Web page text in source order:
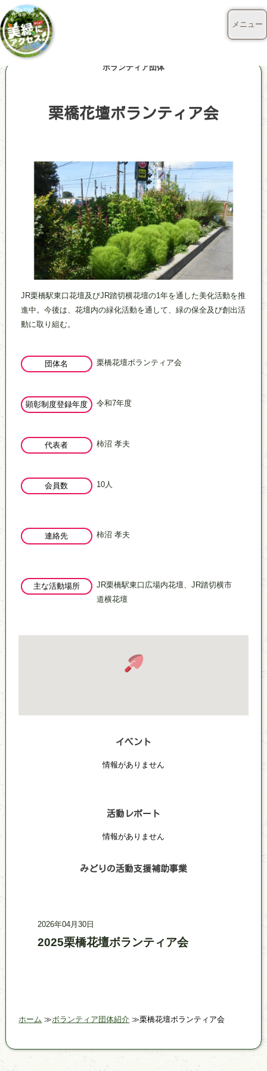
ボランティア団体
栗橋花壇ボランティア会
主な活動
JR栗橋駅東口花壇及びJR踏切横花壇の1年を通した美化活動を推
進中。今後は、花壇内の緑化活動を通して、緑の保全及び創出活
動に取り組む。
団体名 栗橋花壇ボランティア会
顕彰制度登録年度 令和7年度
代表者 柿沼 孝夫
会員数 10人
連絡先 柿沼 孝夫
主な活動場所
JR栗橋駅東口広場内花壇、JR踏切横市
道横花壇
イベント
情報がありません
活動レポート
情報がありません
みどりの活動支援補助事業
記事更新日時
2026年04月30日
事業名
2025栗橋花壇ボランティア会
ホーム ボランティア団体紹介 栗橋花壇ボランティア会
メニュー